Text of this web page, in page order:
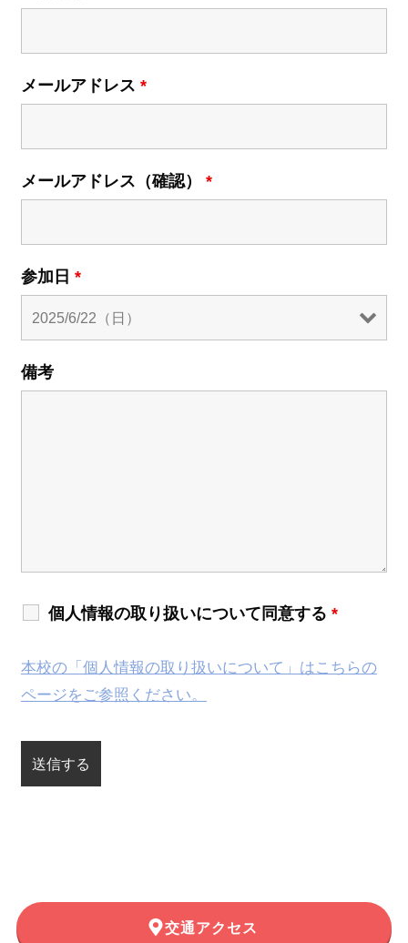
メールアドレス *
メールアドレス（確認） *
参加日 *
備考
個人情報の取り扱いについて同意する *
本校の「個人情報の取り扱いについて」はこちらの
ページをご参照ください。
交通アクセス